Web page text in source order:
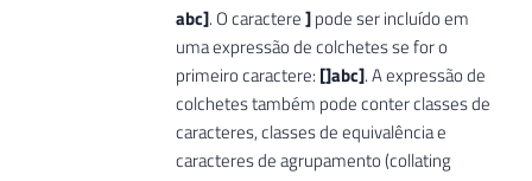
abc]. O caractere]pode ser incluído em
uma expressão de colchetes se for o
primeiro caractere: []abc]. A expressão de
colchetes também pode conter classes de
caracteres, classes de equivalência e
caracteres de agrupamento (collating